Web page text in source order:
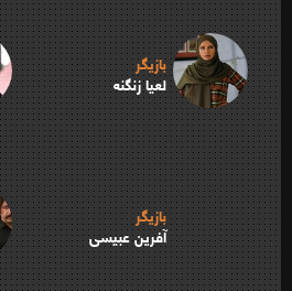
بازیگر
لعیا زنگنه
بازیگر
آفرین عبیسی